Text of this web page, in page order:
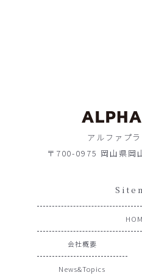
アルファプ
〒700-0975 岡山県岡
会社概要
News&Topics